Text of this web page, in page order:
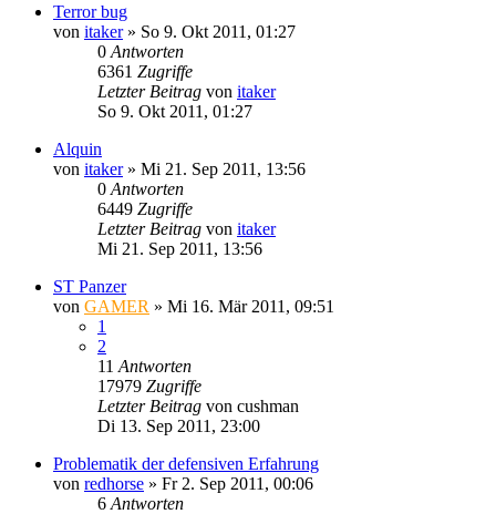
Terror bug
von itaker» So 9. Okt 2011, 01:27
0 Antworten
6361 Zugriffe
Letzter Beitrag von itaker
So 9. Okt 2011, 01:27
Alquin
von itaker» Mi 21. Sep 2011, 13:56
0 Antworten
6449 Zugriffe
Letzter Beitrag von itaker
Mi 21. Sep 2011, 13:56
ST Panzer
von GAMER » Mi 16. Mär 2011, 09:51
1
2
11 Antworten
17979 Zugriffe
Letzter Beitrag von cushman
Di 13. Sep 2011, 23:00
Problematik der defensiven Erfahrung
von redhorse » Fr 2. Sep 2011, 00:06
6 Antworten